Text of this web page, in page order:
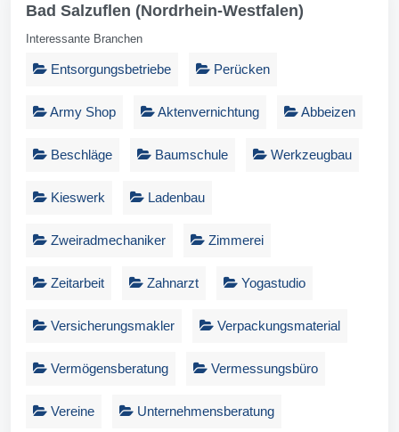
Bad Salzuflen (Nordrhein-Westfalen)
Interessante Branchen
Entsorgungsbetriebe Perücken
Army Shop Aktenvernichtung Abbeizen
Beschläge Baumschule Werkzeugbau
Kieswerk Ladenbau
Zweiradmechaniker Zimmerei
Zeitarbeit Zahnarzt Yogastudio
Versicherungsmakler Verpackungsmaterial
Vermögensberatung Vermessungsbüro
Vereine Unternehmensberatung